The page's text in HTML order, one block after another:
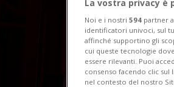
La vostra privacy è
Noi e i nostri 594 partner
identificatori univoci, sul
affinché supportino gli
cui queste tecnologie
essere rilevanti. Puoi
consenso facendo clic sul
nel contesto del nostro